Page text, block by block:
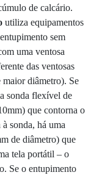
de calcário.
utiliza equipamentos
sem
uma ventosa
das ventosas
maior diâmetro). Se
sonda flexível de
que contorna o
sonda, há uma
de diâmetro) que
tela portátil – o
Se o entupimento